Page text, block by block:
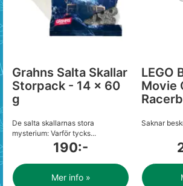
Grahns Salta Skallar
Storpack - 14 x 60
g
De salta skallarnas stora
mysterium: Varför tycks...
190:-
Mer info »
LEGO
Movie
Saknar